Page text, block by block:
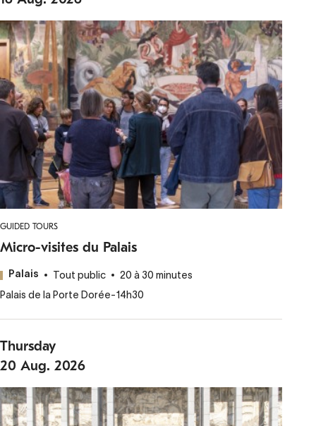
GUIDED TOURS
Micro-visites du Palais
Palais Tout public
20 à 30 minutes
Palais de la Porte Dorée-14h30
Thursday
20 Aug. 2026